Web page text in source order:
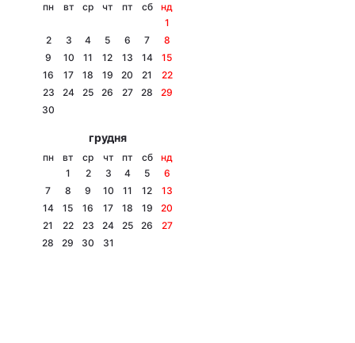
пн вт ср чт пт сб
нд
1
2
3 4 5 6 7
8
9
10 11 12 13 14
15
16
17 18 19 20 21
22
23
24 25 26 27 28
29
30
грудня
пн вт ср чт пт сб
нд
1
2 3 4 5
6
7
8 9 10 11 12
13
14
15 16 17 18 19
20
21
22 23 24 25 26
27
28
29 30 31